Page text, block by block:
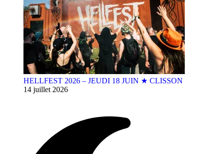
HELLFEST 2026 – JEUDI 18 JUIN ★ CLISSON
14 juillet 2026